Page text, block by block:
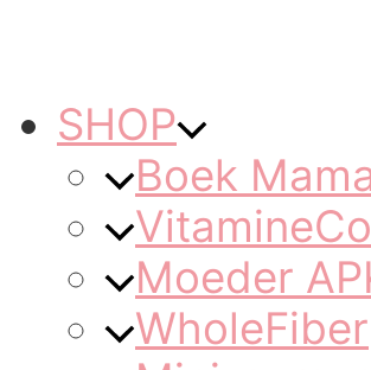
SHOP
Boek
Moeder
WholeFiber